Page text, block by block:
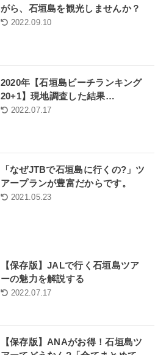
がら、石垣島を観光しませんか？
2022.09.10
2020年【石垣島ビーチランキング
20+1】現地調査した結果…
2022.07.17
「なぜJTBで石垣島に行くの?」ツ
アープランが豊富だからです。
2021.05.23
【保存版】JALで行く石垣島ツア
ーの魅力を解説する
2022.07.17
【保存版】ANAがお得！石垣島ツ